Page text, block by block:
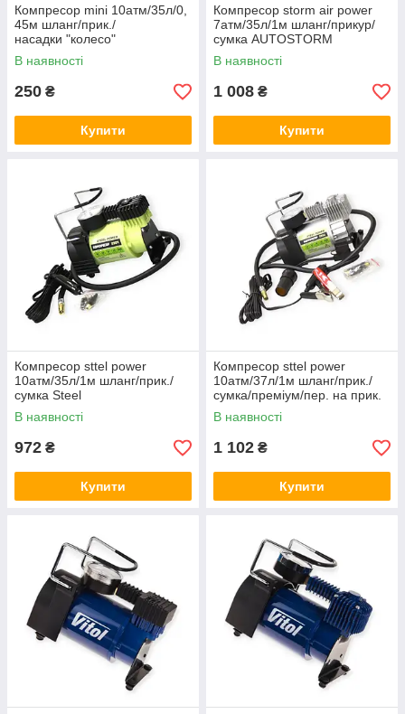
Компресор mini 10атм/35л/0,
45м шланг/прик./
насадки "колесо"
В наявності
250 ₴
Купити
Компресор storm air power
7атм/35л/1м шланг/прикур/
сумка AUTOSTORM
В наявності
1 008 ₴
Купити
Компресор sttel power
10атм/35л/1м шланг/прик./
сумка Steel
В наявності
972 ₴
Купити
Компресор sttel power
10атм/37л/1м шланг/прик./
сумка/преміум/пер. на прик.
Steel
В наявності
1 102 ₴
Купити